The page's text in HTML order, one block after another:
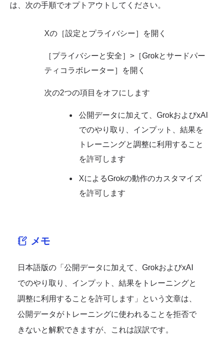
は、次の手順でオプトアウトしてください。
Xの［設定とプライバシー］を開く
［プライバシーと安全］>［Grokとサードパー
ティコラボレーター］を開く
次の2つの項目をオフにします
公開データに加えて、GrokおよびxAI
でのやり取り、インプット、結果を
トレーニングと調整に利用すること
を許可します
XによるGrokの動作のカスタマイズ
を許可します
メモ
日本語版の「公開データに加えて、GrokおよびxAI
でのやり取り、インプット、結果をトレーニングと
調整に利用することを許可します」という文章は、
公開データがトレーニングに使われることを拒否で
きないと解釈できますが、これは誤訳です。